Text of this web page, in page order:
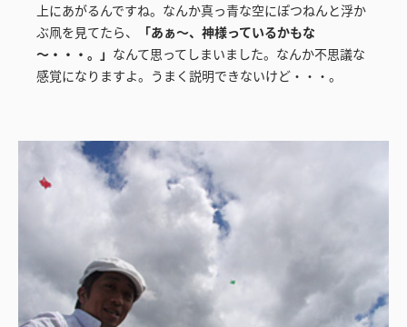
上にあがるんですね。なんか真っ青な空にぽつねんと浮か
ぶ凧を見てたら、
「あぁ～、神様っているかもな
～・・・。」 なんて思ってしまいました。なんか不思議な
感覚になりますよ。うまく説明できないけど・・・。